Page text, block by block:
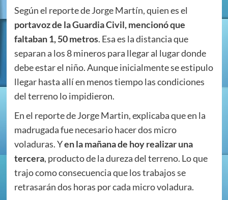
Según el reporte de Jorge Martín, quien es el
portavoz de la Guardia Civil, mencionó que
faltaban 1, 50 metros. Esa es la distancia que
separan a los 8 mineros para llegar al lugar donde
debe estar el niño. Aunque inicialmente se estipulo
llegar hasta allí en menos tiempo las condiciones
del terreno lo impidieron.
En el reporte de Jorge Martin, explicaba que en la
madrugada fue necesario hacer dos micro
voladuras. Yen la mañana de hoy realizar una
tercera, producto de la dureza del terreno. Lo que
trajo como consecuencia que los trabajos se
retrasarán dos horas por cada micro voladura.